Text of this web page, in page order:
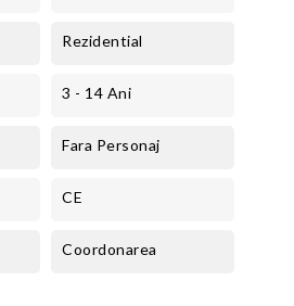
Rezidential
3 - 14 Ani
Fara Personaj
CE
Coordonarea